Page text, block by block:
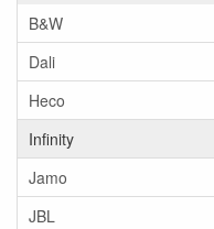
B&W
Dali
Heco
Infinity
Jamo
JBL